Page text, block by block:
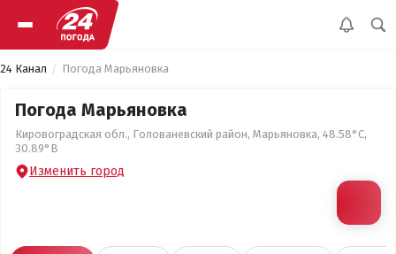
24 Канал Погода Марьяновка
Погода Марьяновка
Кировоградская обл., Голованевский район, Марьяновка, 48.58°С,
30.89°В
Изменить город